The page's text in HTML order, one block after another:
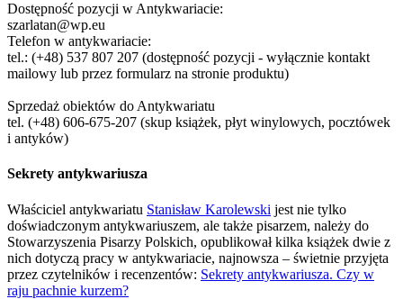
Dostępność pozycji w Antykwariacie:
szarlatan@wp.eu
Telefon w antykwariacie:
tel.: (+48) 537 807 207 (dostępność pozycji - wyłącznie kontakt
mailowy lub przez formularz na stronie produktu)
Sprzedaż obiektów do Antykwariatu
tel. (+48) 606-675-207 (skup książek, płyt winylowych, pocztówek
i antyków)
Sekrety antykwariusza
Właściciel antykwariatu Stanisław Karolewski jest nie tylko
doświadczonym antykwariuszem, ale także pisarzem, należy do
Stowarzyszenia Pisarzy Polskich, opublikował kilka książek dwie z
nich dotyczą pracy w antykwariacie, najnowsza – świetnie przyjęta
przez czytelników i recenzentów: Sekrety antykwariusza. Czy w
raju pachnie kurzem?